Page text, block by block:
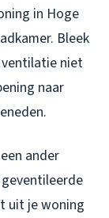
in Hoge
Bleek
ventilatie niet
naar
ander
uit je woning